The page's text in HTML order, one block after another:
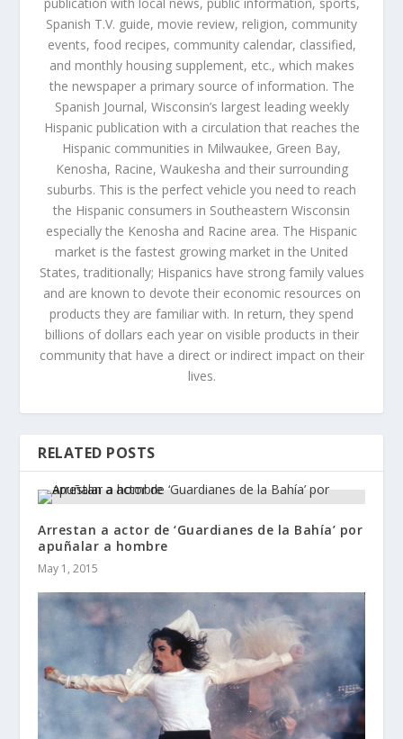
Spanish T.V. guide, movie review, religion, community
events, food recipes, community calendar, classified,
and monthly housing supplement, etc., which makes
the newspaper a primary source of information. The
Spanish Journal, Wisconsin’s largest leading weekly
Hispanic publication with a circulation that reaches the
Hispanic communities in Milwaukee, Green Bay,
Kenosha, Racine, Waukesha and their surrounding
suburbs. This is the perfect vehicle you need to reach
the Hispanic consumers in Southeastern Wisconsin
especially the Kenosha and Racine area. The Hispanic
market is the fastest growing market in the United
States, traditionally; Hispanics have strong family values
and are known to devote their economic resources on
products they are familiar with. In return, they spend
billions of dollars each year on visible products in their
community that have a direct or indirect impact on their
lives.
RELATED POSTS
Arrestan a actor de ‘Guardianes de la Bahía’ por
apuñalar a hombre
May 1, 2015